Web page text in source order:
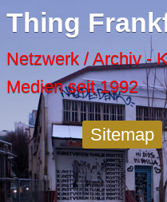
Thing
Netzwerk / Archiv -
Medien seit 1992
Sitemap
Menu
Artspaces
Cool Places
Frankfurt Diary
Activity